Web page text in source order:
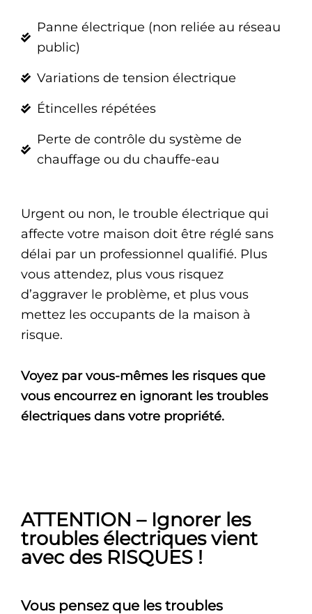
Panne électrique (non reliée au réseau
public)
Variations de tension électrique
Étincelles répétées
Perte de contrôle du système de
chauffage ou du chauffe-eau
Urgent ou non, le trouble électrique qui
affecte votre maison doit être réglé sans
délai par un professionnel qualifié. Plus
vous attendez, plus vous risquez
d’aggraver le problème, et plus vous
mettez les occupants de la maison à
risque.
Voyez par vous-mêmes les risques que
vous encourrez en ignorant les troubles
électriques dans votre propriété.
ATTENTION – Ignorer les
troubles électriques vient
avec des RISQUES !
Vous pensez que les troubles